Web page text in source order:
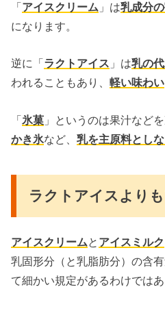
「アイスクリーム 」は乳成分
になります。
逆に「 ラクトアイス 」は乳の
われることもあり、軽い味わい
「氷菓 」というのは果汁など
かき氷など、乳を主原料とし
ラクトアイスより
アイスクリームと アイスミルク
乳固形分（と乳脂肪分）の含
て細かい規定があるわけではあ